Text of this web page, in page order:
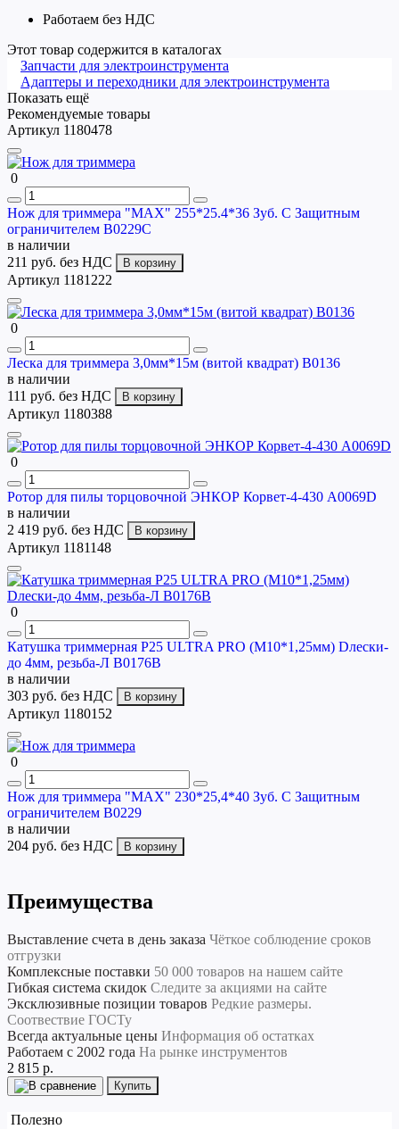
Работаем без НДС
Этот товар содержится в каталогах
Запчасти для электроинструмента
Адаптеры и переходники для электроинструмента
Показать ещё
Рекомендуемые товары
Артикул 1180478
0
Нож для триммера "MAX" 255*25.4*36 Зуб. С Защитным
ограничителем B0229C
в наличии
211 руб. без НДС В корзину
Артикул 1181222
0
Леска для триммера 3,0мм*15м (витой квадрат) B0136
в наличии
111 руб. без НДС В корзину
Артикул 1180388
0
Ротор для пилы торцовочной ЭНКОР Корвет-4-430 A0069D
в наличии
2 419 руб. без НДС В корзину
Артикул 1181148
0
Катушка триммерная P25 ULTRA PRO (M10*1,25мм) Dлески-
до 4мм, резьба-Л B0176B
в наличии
303 руб. без НДС В корзину
Артикул 1180152
0
Нож для триммера "MAX" 230*25,4*40 Зуб. С Защитным
ограничителем B0229
в наличии
204 руб. без НДС В корзину
Преимущества
Выставление счета в день заказа Чёткое соблюдение сроков
отгрузки
Комплексные поставки 50 000 товаров на нашем сайте
Гибкая система скидок Следите за акциями на сайте
Эксклюзивные позиции товаров Редкие размеры.
Соотвествие ГОСТу
Всегда актуальные цены Информация об остатках
Работаем с 2002 года На рынке инструментов
2 815 р.
Купить
Полезно